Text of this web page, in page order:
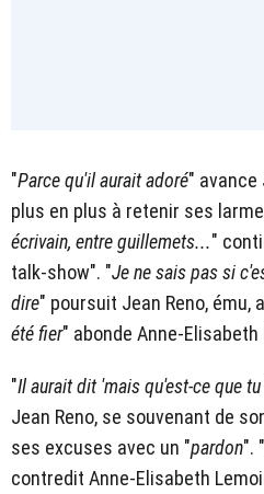
"Parce qu'il aurait adoré" avance
plus en plus à retenir ses
écrivain, entre guillemets..."
talk-show". "Je ne sais pas si
dire" poursuit Jean Reno, ému,
été fier" abonde Anne-Elisabeth
"Il aurait dit 'mais qu'est-ce que
Jean Reno, se souvenant de
ses excuses avec un "pardon". "
contredit Anne-Elisabeth